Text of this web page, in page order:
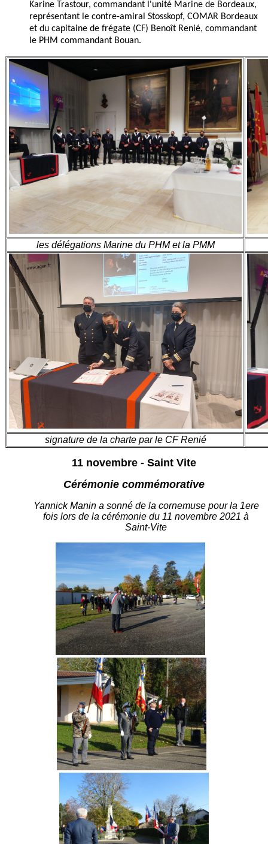
Karine Trastour, commandant l'unité Marine de Bordeaux,
représentant le contre-amiral Stosskopf, COMAR Bordeaux
et du capitaine de frégate (CF) Benoît Renié, commandant
le PHM commandant Bouan.
les délégations Marine du PHM et la PMM
signature de la charte par le CF Renié
11 novembre - Saint Vite
Cérémonie commémorative
Yannick Manin a sonné de la cornemuse pour la 1ere
fois lors de la cérémonie du 11 novembre 2021 à
Saint-Vite